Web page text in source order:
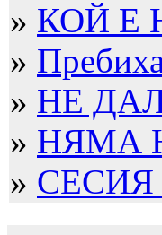
» КОЙ Е
»
» НЕ
» НЯМА
» СЕСИЯ